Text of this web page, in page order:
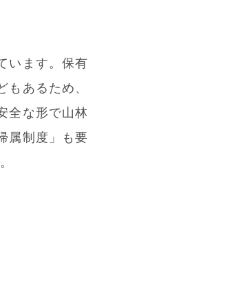
います。保有
あるため、
全な形で山林
属制度」も要